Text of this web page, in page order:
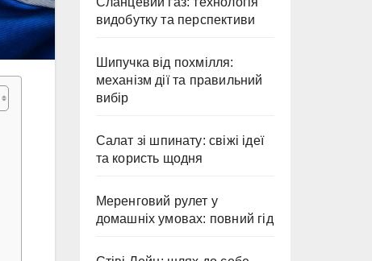
видобутку та перспективи
Шипучка від похмілля:
механізм дії та правильний
вибір
Салат зі шпинату: свіжі ідеї
та користь щодня
Меренговий рулет у
домашніх умовах: повний гід